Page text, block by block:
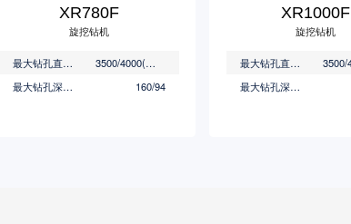
XR780F
旋挖钻机
最大钻孔直径(mm)
3500/4000(特配)
最大钻孔深度(m)
160/94
XR1000F
旋挖钻机
最大钻孔直径(mm)
最大钻孔深度(m)